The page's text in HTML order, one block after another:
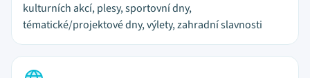
kulturních akcí, plesy, sportovní dny,
tématické/projektové dny, výlety, zahradní slavnosti